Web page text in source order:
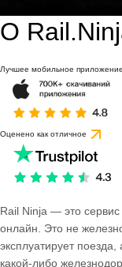
О
Лучшее мобильное приложение
Оценено как отличное
Rail Ninja — это
онлайн. Это не
эксплуатирует
какой-либо